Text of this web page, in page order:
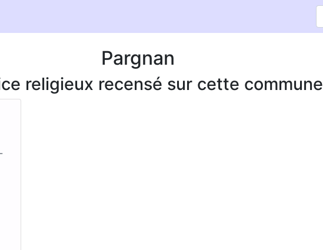
Pargnan
religieux recensé sur cette commune